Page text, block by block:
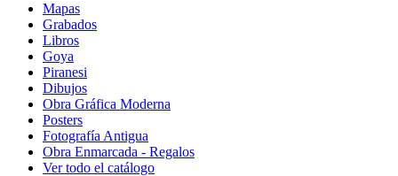
Mapas
Grabados
Libros
Goya
Piranesi
Dibujos
Obra Gráfica Moderna
Posters
Fotografía Antigua
Obra Enmarcada - Regalos
Ver todo el catálogo